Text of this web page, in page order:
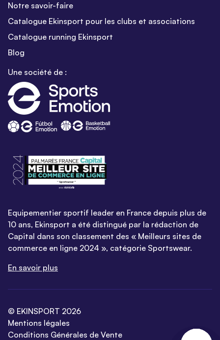
Notre savoir-faire
Catalogue Ekinsport pour les clubs et associations
Catalogue running Ekinsport
Blog
Une société de :
Equipementier sportif leader en France depuis plus de
10 ans, Ekinsport a été distingué par la rédaction de
Capital dans son classement des « Meilleurs sites de
commerce en ligne 2024 », catégorie Sportswear.
En savoir plus
© EKINSPORT 2026
Mentions légales
Conditions Générales de Vente